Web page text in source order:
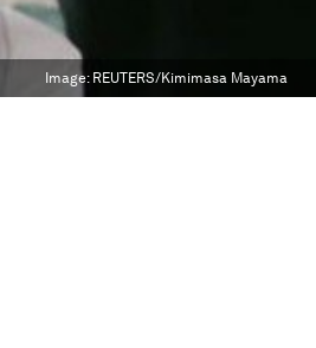
Image: REUTERS/Kimimasa Mayama